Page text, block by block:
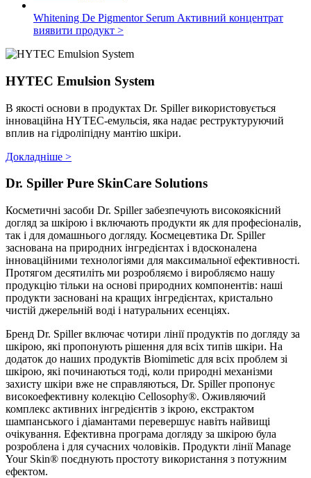
Whitening De Pigmentor Serum Активний концентрат
виявити продукт >
HYTEC Emulsion System
В якості основи в продуктах Dr. Spiller використовується
інноваційна HYTEC-емульсія, яка надає реструктуруючий
вплив на гідроліпідну мантію шкіри.
Докладніше >
Dr. Spiller Pure SkinCare Solutions
Косметичні засоби Dr. Spiller забезпечують високоякісний
догляд за шкірою і включають продукти як для професіоналів,
так і для домашнього догляду. Космецевтика Dr. Spiller
заснована на природних інгредієнтах і вдосконалена
інноваційними технологіями для максимальної ефективності.
Протягом десятиліть ми розробляємо і виробляємо нашу
продукцію тільки на основі природних компонентів: наші
продукти засновані на кращих інгредієнтах, кристально
чистій джерельній воді і натуральних есенціях.
Бренд Dr. Spiller включає чотири лінії продуктів по догляду за
шкірою, які пропонують рішення для всіх типів шкіри. На
додаток до наших продуктів Biomimetic для всіх проблем зі
шкірою, які починаються тоді, коли природні механізми
захисту шкіри вже не справляються, Dr. Spiller пропонує
високоефективну колекцію Cellosophy®. Оживляючий
комплекс активних інгредієнтів з ікрою, екстрактом
шампанського і діамантами перевершує навіть найвищі
очікування. Ефективна програма догляду за шкірою була
розроблена і для сучасних чоловіків. Продукти лінії Manage
Your Skin® поєднують простоту використання з потужним
ефектом.